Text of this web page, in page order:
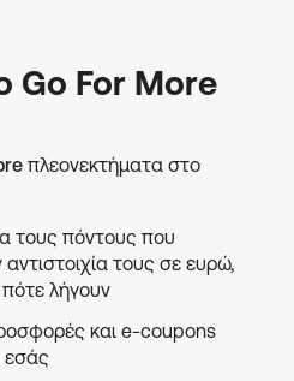
Go For More
πλεονεκτήματα στο
τους πόντους που
αντιστοιχία τους σε ευρώ,
λήγουν
και e-coupons
εσάς